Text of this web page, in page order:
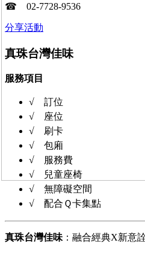
☎ 02-7728-9536
分享活動
真珠台灣佳味
服務項目
√ 訂位
√ 座位
√ 刷卡
√ 包廂
√ 服務費
√ 兒童座椅
√ 無障礙空間
√ 配合Ｑ卡集點
真珠台灣佳味 ：融合經典X新意